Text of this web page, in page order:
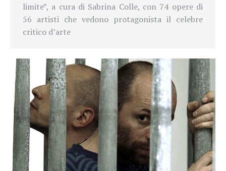
limite”, a cura di Sabrina Colle, con 74 opere di
56 artisti che vedono protagonista il celebre
critico d’arte